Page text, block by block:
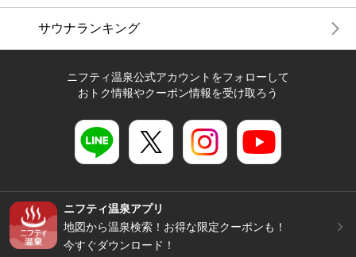
サウナランキング
ニフティ温泉公式アカウントをフォローして
おトク情報やクーポン情報を受け取ろう
ニフティ温泉アプリ
地図から温泉検索！お得な限定クーポンも！
今すぐダウンロード！